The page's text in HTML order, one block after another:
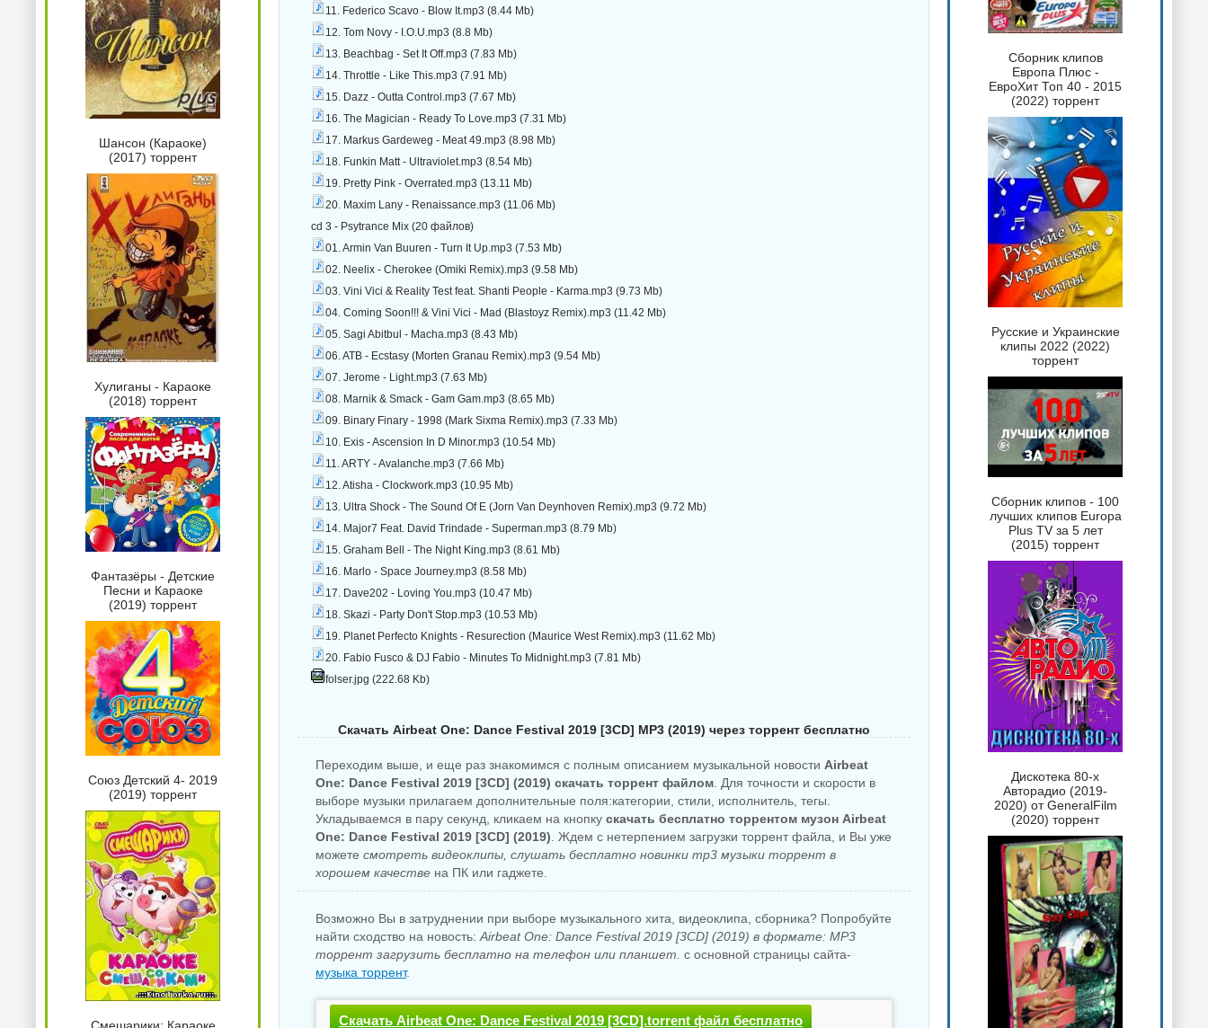
11. Federico Scavo - Blow It.mp3 (8.44 Mb)
12. Tom Novy - I.O.U.mp3 (8.8 Mb)
13. Beachbag - Set It Off.mp3 (7.83 Mb)
14. Throttle - Like This.mp3 (7.91 Mb)
15. Dazz - Outta Control.mp3 (7.67 Mb)
16. The Magician - Ready To Love.mp3 (7.31 Mb)
17. Markus Gardeweg - Meat 49.mp3 (8.98 Mb)
18. Funkin Matt - Ultraviolet.mp3 (8.54 Mb)
19. Pretty Pink - Overrated.mp3 (13.11 Mb)
20. Maxim Lany - Renaissance.mp3 (11.06 Mb)
cd 3 - Psytrance Mix (20 файлов)
01. Armin Van Buuren - Turn It Up.mp3 (7.53 Mb)
02. Neelix - Cherokee (Omiki Remix).mp3 (9.58 Mb)
03. Vini Vici & Reality Test feat. Shanti People - Karma.mp3 (9.73 Mb)
04. Coming Soon!!! & Vini Vici - Mad (Blastoyz Remix).mp3 (11.42 Mb)
05. Sagi Abitbul - Macha.mp3 (8.43 Mb)
06. ATB - Ecstasy (Morten Granau Remix).mp3 (9.54 Mb)
07. Jerome - Light.mp3 (7.63 Mb)
08. Marnik & Smack - Gam Gam.mp3 (8.65 Mb)
09. Binary Finary - 1998 (Mark Sixma Remix).mp3 (7.33 Mb)
10. Exis - Ascension In D Minor.mp3 (10.54 Mb)
11. ARTY - Avalanche.mp3 (7.66 Mb)
12. Atisha - Clockwork.mp3 (10.95 Mb)
13. Ultra Shock - The Sound Of E (Jorn Van Deynhoven Remix).mp3 (9.72 Mb)
14. Major7 Feat. David Trindade - Superman.mp3 (8.79 Mb)
15. Graham Bell - The Night King.mp3 (8.61 Mb)
16. Marlo - Space Journey.mp3 (8.58 Mb)
17. Dave202 - Loving You.mp3 (10.47 Mb)
18. Skazi - Party Don't Stop.mp3 (10.53 Mb)
19. Planet Perfecto Knights - Resurection (Maurice West Remix).mp3 (11.62 Mb)
20. Fabio Fusco & DJ Fabio - Minutes To Midnight.mp3 (7.81 Mb)
folser.jpg (222.68 Kb)
Скачать Airbeat One: Dance Festival 2019 [3CD] MP3 (2019) через торрент бесплатно
Переходим выше, и еще раз знакомимся с полным описанием музыкальной новости Airbeat
One: Dance Festival 2019 [3CD] (2019) скачать торрент файлом . Для точности и скорости в
выборе музыки прилагаем дополнительные поля:категории, стили, исполнитель, тегы.
Укладываемся в пару секунд, кликаем на кнопку скачать бесплатно торрентом музон Airbeat
One: Dance Festival 2019 [3CD] (2019) . Ждем с нетерпением загрузки торрент файла, и Вы уже
можете смотреть видеоклипы, слушать бесплатно новинки mp3 музыки торрент в
хорошем качестве на ПК или гаджете.
Возможно Вы в затруднении при выборе музыкального хита, видеоклипа, сборника? Попробуйте
найти сходство на новость: Airbeat One: Dance Festival 2019 [3CD] (2019) в формате: MP3
торрент загрузить бесплатно на телефон или планшет. с основной страницы сайта-
музыка торрент.
Скачать Airbeat One: Dance Festival 2019 [3CD].torrent файл бесплатно
Шансон (Караоке)
(2017) торрент
Хулиганы - Караоке
(2018) торрент
Фантазёры - Детские
Песни и Караоке
(2019) торрент
Союз Детский 4- 2019
(2019) торрент
Сборник клипов
Европа Плюс -
ЕвроХит Топ 40 - 2015
(2022) торрент
Русские и Украинские
клипы 2022 (2022)
торрент
Сборник клипов - 100
лучших клипов Europa
Plus TV за 5 лет
(2015) торрент
Дискотека 80-х
Авторадио (2019-
2020) от GeneralFilm
(2020) торрент